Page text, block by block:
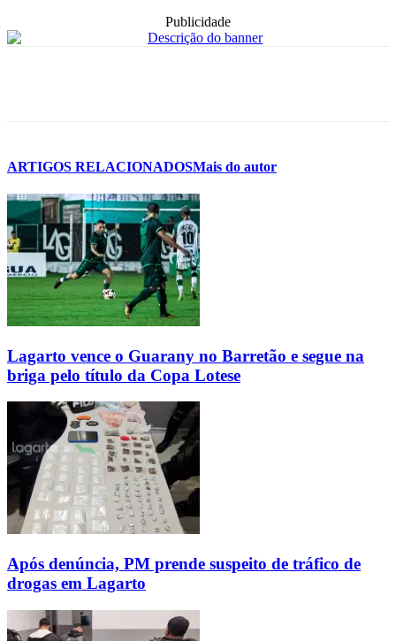
Publicidade
ARTIGOS RELACIONADOSMais do autor
Lagarto vence o Guarany no Barretão e segue na
briga pelo título da Copa Lotese
Após denúncia, PM prende suspeito de tráfico de
drogas em Lagarto